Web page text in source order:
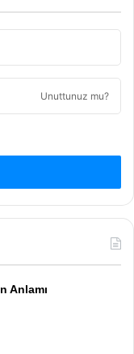
Unuttunuz mu?
Anlamı